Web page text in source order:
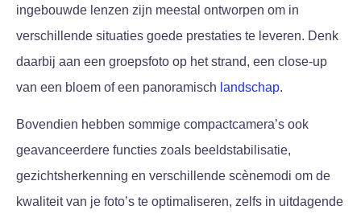
ingebouwde lenzen zijn meestal ontworpen om in
verschillende situaties goede prestaties te leveren. Denk
daarbij aan een groepsfoto op het strand, een close-up
van een bloem of een panoramisch landschap.
Bovendien hebben sommige compactcamera’s ook
geavanceerdere functies zoals beeldstabilisatie,
gezichtsherkenning en verschillende scènemodi om de
kwaliteit van je foto’s te optimaliseren, zelfs in uitdagende